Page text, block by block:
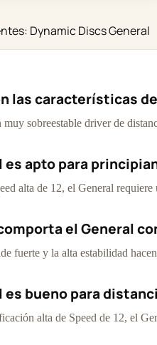
Dynamic Discs General
las características
muy sobreestable driver de
es apto para
alta de 12, el General
el General
fuerte y la alta estabilidad
es bueno para
alta de Speed de 12, el